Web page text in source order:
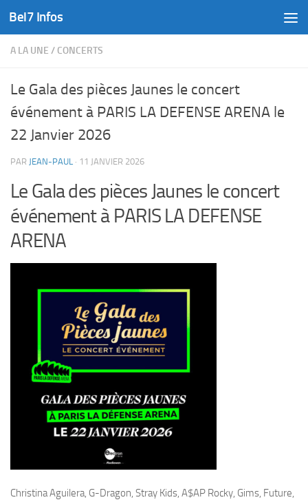
Skip to content
Bel7 Infos
A LA UNE / CONCERTS
Le Gala des pièces Jaunes le concert
événement à PARIS LA DEFENSE ARENA le
22 Janvier 2026
PAR JEAN-PAUL · 11 JANVIER 2026
Le Gala des pièces Jaunes le concert
événement à PARIS LA DEFENSE
ARENA
Christina Aguilera, G-Dragon, Stray Kids, A$AP Rocky, Gims, Future,